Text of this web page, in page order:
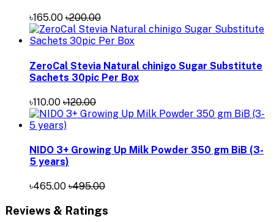
৳165.00 ৳200.00
ZeroCal Stevia Natural chinigo Sugar Substitute
Sachets 30pic Per Box
৳110.00 ৳120.00
NIDO 3+ Growing Up Milk Powder 350 gm BiB (3-
5 years)
৳465.00 ৳495.00
Reviews & Ratings